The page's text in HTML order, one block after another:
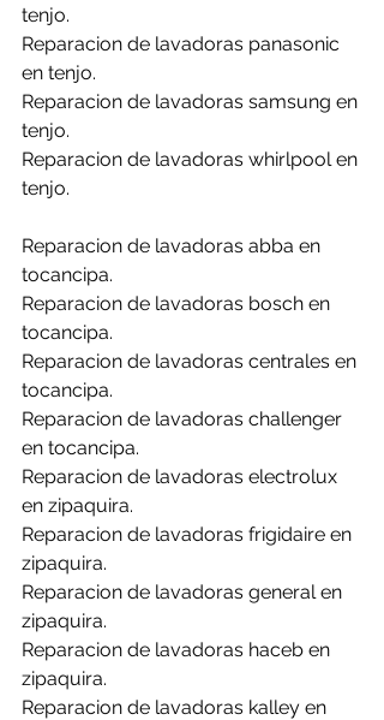
tenjo.
Reparacion de lavadoras panasonic
en tenjo.
Reparacion de lavadoras samsung en
tenjo.
Reparacion de lavadoras whirlpool en
tenjo.
Reparacion de lavadoras abba en
tocancipa.
Reparacion de lavadoras bosch en
tocancipa.
Reparacion de lavadoras centrales en
tocancipa.
Reparacion de lavadoras challenger
en tocancipa.
Reparacion de lavadoras electrolux
en zipaquira.
Reparacion de lavadoras frigidaire en
zipaquira.
Reparacion de lavadoras general en
zipaquira.
Reparacion de lavadoras haceb en
zipaquira.
Reparacion de lavadoras kalley en